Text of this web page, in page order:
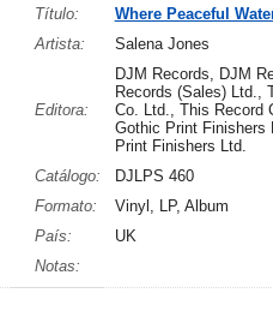
Título:
Where Peaceful
Artista:
Salena Jones
Editora:
DJM Records, DJM
Records (Sales) Ltd.,
Co. Ltd., This Record
Gothic Print Finishers
Print Finishers Ltd.
Catálogo:
DJLPS 460
Formato:
Vinyl, LP, Album
País:
UK
Notas: